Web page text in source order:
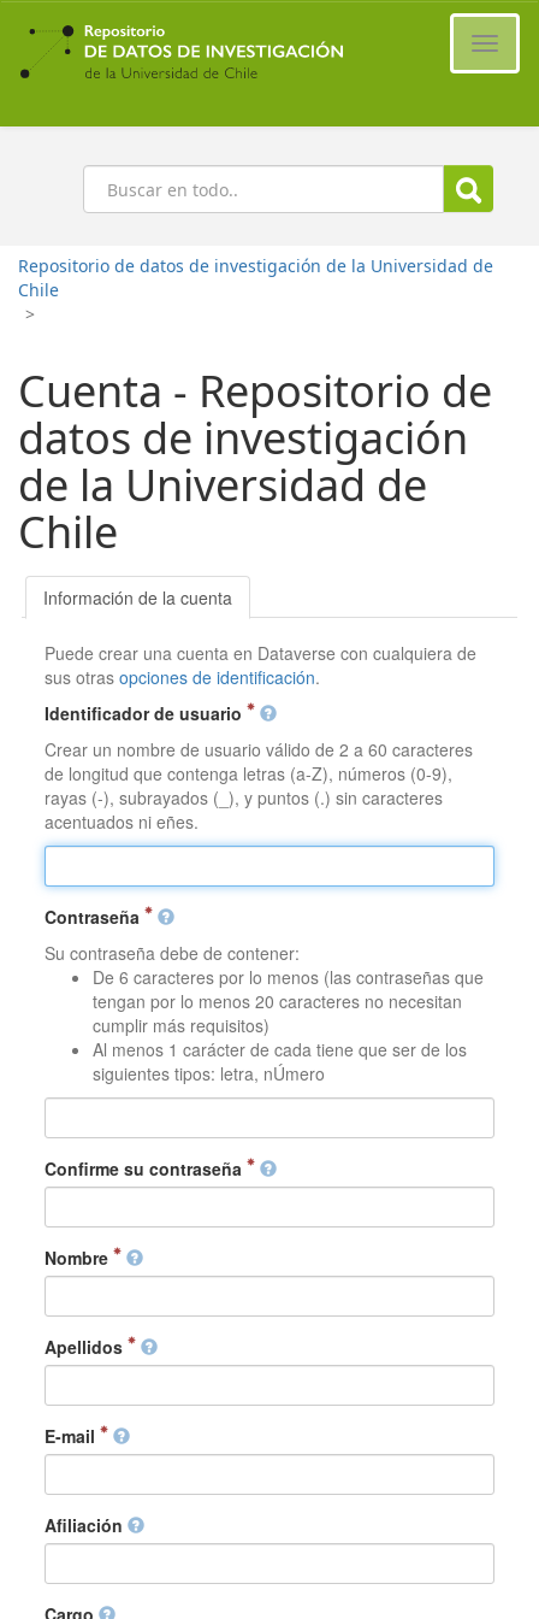
Ir
contenido
principal
Buscar
Repositorio de datos de investigación de la Universidad de
Chile
>
Cuenta - Repositorio de
datos de investigación
de la Universidad de
Chile
Información de la cuenta
Puede crear una cuenta en Dataverse con cualquiera de
sus otrasopciones de identificación.
Identificador de usuario
Crear un nombre de usuario válido de 2 a 60 caracteres
de longitud que contenga letras (a-Z), números (0-9),
rayas (-), subrayados (_), y puntos (.) sin caracteres
acentuados ni eñes.
Contraseña
Su contraseña debe de contener:
De 6 caracteres por lo menos (las contraseñas que
tengan por lo menos 20 caracteres no necesitan
cumplir más requisitos)
Al menos 1 carácter de cada tiene que ser de los
siguientes tipos: letra, nÚmero
Confirme su contraseña
Nombre
Apellidos
E-mail
Afiliación
Cargo